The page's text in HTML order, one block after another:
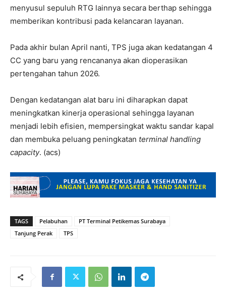
menyusul sepuluh RTG lainnya secara berthap sehingga
memberikan kontribusi pada kelancaran layanan.
Pada akhir bulan April nanti, TPS juga akan kedatangan 4
CC yang baru yang rencananya akan dioperasikan
pertengahan tahun 2026.
Dengan kedatangan alat baru ini diharapkan dapat
meningkatkan kinerja operasional sehingga layanan
menjadi lebih efisien, mempersingkat waktu sandar kapal
dan membuka peluang peningkatan terminal handling
capacity. (acs)
TAGS Pelabuhan
PT Terminal Petikemas Surabaya
Tanjung Perak
TPS